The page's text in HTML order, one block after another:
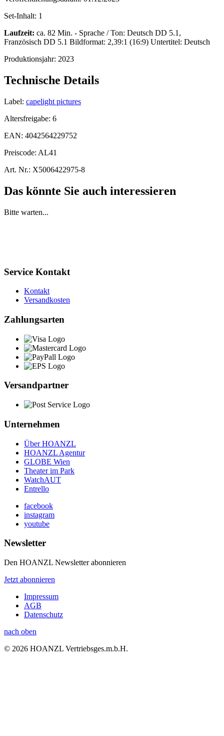
Set-Inhalt: 1
Laufzeit: ca. 82 Min. - Sprache / Ton: Deutsch DD 5.1,
Französisch DD 5.1 Bildformat: 2,39:1 (16:9) Untertitel: Deutsch
Produktionsjahr: 2023
Technische Details
Label: capelight pictures
Altersfreigabe: 6
EAN: 4042564229752
Preiscode: AL41
Art. Nr.: X5006422975-8
Das könnte Sie auch interessieren
Bitte warten...
Service Kontakt
Kontakt
Versandkosten
Zahlungsarten
Versandpartner
Unternehmen
Über HOANZL
HOANZL Agentur
GLOBE Wien
Theater im Park
WatchAUT
Entrello
facebook
instagram
youtube
Newsletter
Den HOANZL Newsletter abonnieren
Jetzt abonnieren
Impressum
AGB
Datenschutz
nach oben
© 2026 HOANZL Vertriebsges.m.b.H.